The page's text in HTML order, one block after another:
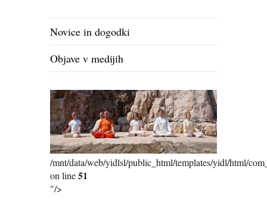
Novice in dogodki
Objave v medijih
/mnt/data/web/yidlsl/public_html/templates/yidl/html/
on line51
"/>